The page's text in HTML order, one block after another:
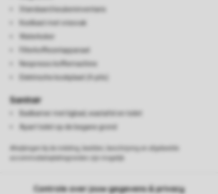
Standaard keukeninventaris
Koelkast met vriesvak
Waterkoker
Filterkoffiezetapparaat
Nespresso koffiemachine
Elektrische kookplaat (4-pits)
Sanitair
Badkamer met ligbad, wastafel en toilet
Apart toilet op de begane grond
Controle over jouw gegevens & privacy